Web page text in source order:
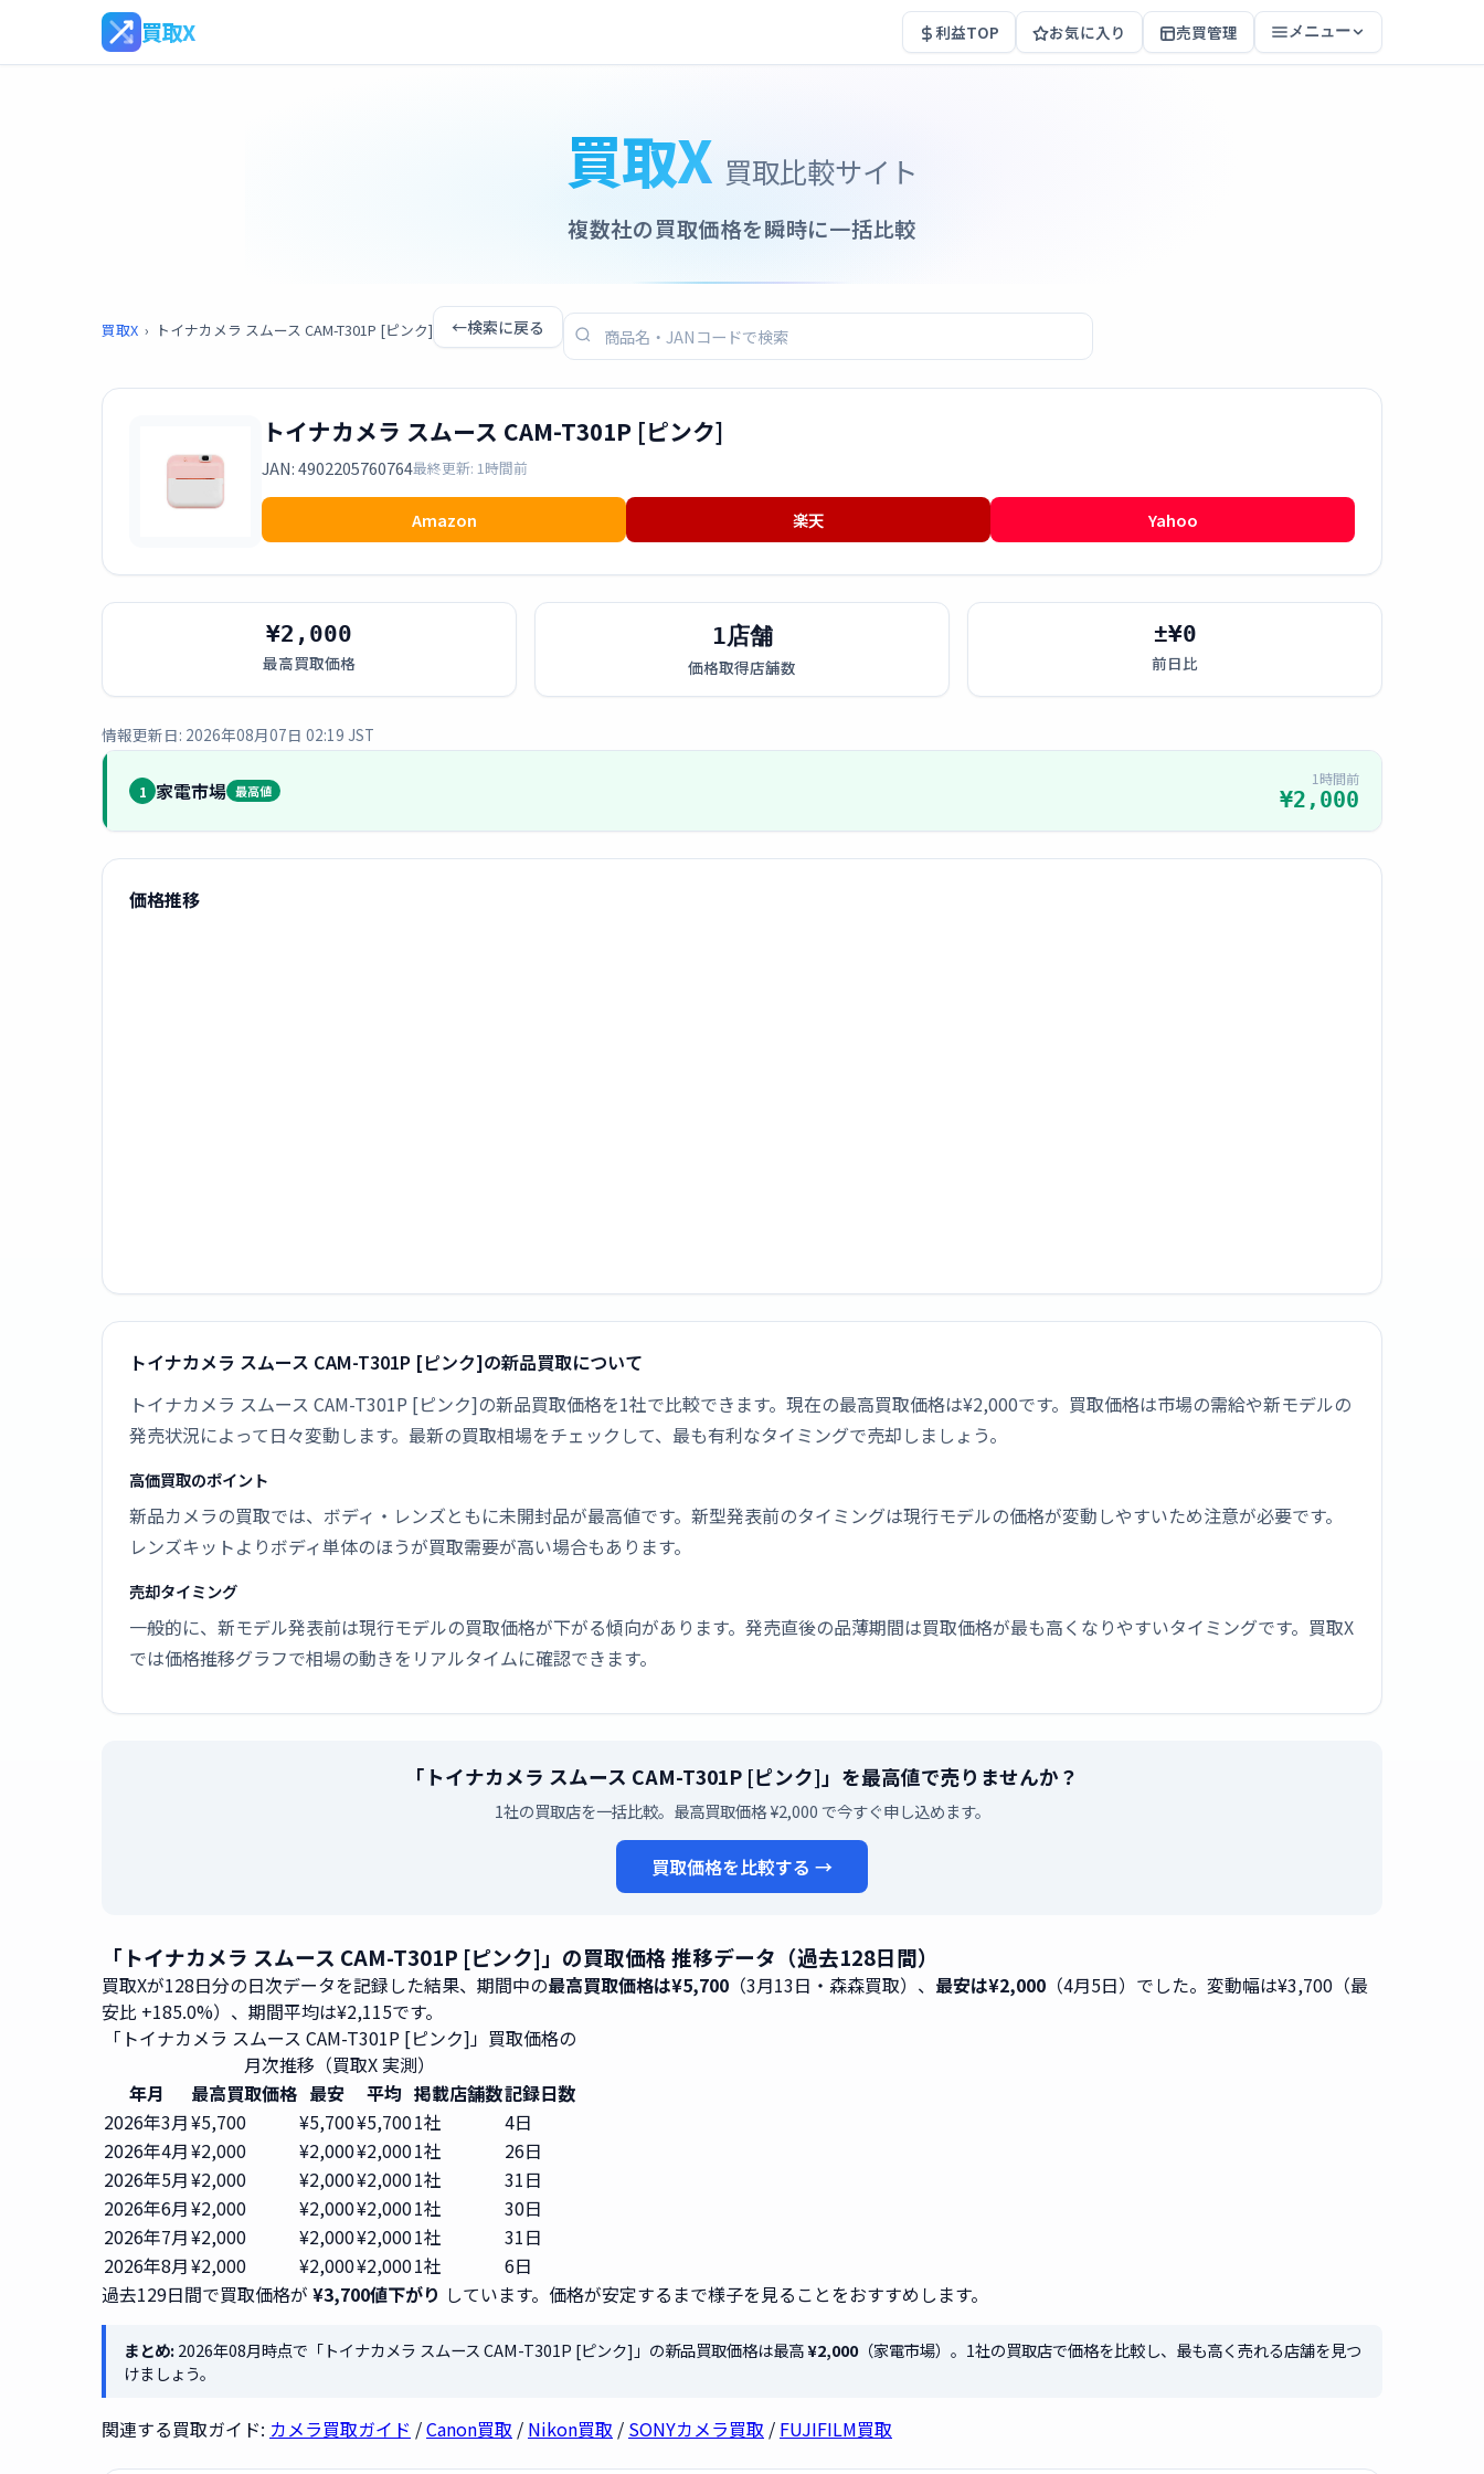
買取X 利益TOP お気に入り 売買管理 メニュー
買取X 買取比較サイト
複数社の買取価格を瞬時に一括比較
買取X › トイナカメラ スムース CAM-T301P [ピンク] ←検索に戻る
トイナカメラ スムース CAM-T301P [ピンク]
JAN: 4902205760764最終更新: 1時間前
Amazon 楽天 Yahoo
¥2,000
最高買取価格
1店舗
価格取得店舗数
±¥0
前日比
情報更新日: 2026年08月07日 02:19 JST
1 家電市場 最高値
1時間前
¥2,000
価格推移
トイナカメラ スムース CAM-T301P [ピンク]の新品買取について
トイナカメラ スムース CAM-T301P [ピンク]の新品買取価格を1社で比較できます。現在の最高買取価格は¥2,000です。買取価格は市場の需給や新モデルの
発売状況によって日々変動します。最新の買取相場をチェックして、最も有利なタイミングで売却しましょう。
高価買取のポイント
新品カメラの買取では、ボディ・レンズともに未開封品が最高値です。新型発表前のタイミングは現行モデルの価格が変動しやすいため注意が必要です。
レンズキットよりボディ単体のほうが買取需要が高い場合もあります。
売却タイミング
一般的に、新モデル発表前は現行モデルの買取価格が下がる傾向があります。発売直後の品薄期間は買取価格が最も高くなりやすいタイミングです。買取X
では価格推移グラフで相場の動きをリアルタイムに確認できます。
「トイナカメラ スムース CAM-T301P [ピンク]」を最高値で売りませんか？
1社の買取店を一括比較。最高買取価格 ¥2,000 で今すぐ申し込めます。
買取価格を比較する →
「トイナカメラ スムース CAM-T301P [ピンク]」の買取価格 推移データ（過去128日間）
買取Xが128日分の日次データを記録した結果、期間中の最高買取価格は¥5,700 （3月13日・森森買取）、 最安は¥2,000 （4月5日）でした。変動幅は¥3,700（最
安比 +185.0%）、期間平均は¥2,115です。
「トイナカメラ スムース CAM-T301P [ピンク]」買取価格の
月次推移（買取X 実測）
年月
最高買取価格 最安 平均 掲載店舗数記録日数
2026年3月¥5,700 ¥5,700¥5,7001社
4日
2026年4月¥2,000 ¥2,000¥2,0001社
26日
2026年5月¥2,000 ¥2,000¥2,0001社
31日
2026年6月¥2,000 ¥2,000¥2,0001社
30日
2026年7月¥2,000 ¥2,000¥2,0001社
31日
2026年8月¥2,000 ¥2,000¥2,0001社
6日
過去129日間で買取価格が ¥3,700値下がり しています。価格が安定するまで様子を見ることをおすすめします。
まとめ:2026年08月時点で「トイナカメラ スムース CAM-T301P [ピンク]」の新品買取価格は最高¥2,000（家電市場）。1社の買取店で価格を比較し、最も高く売れる店舗を見つ
けましょう。
関連する買取ガイド: カメラ買取ガイド /Canon買取 / Nikon買取 / SONYカメラ買取 / FUJIFILM買取